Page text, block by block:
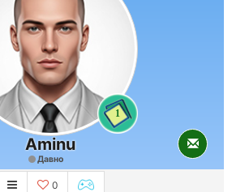
1
Aminu
Давно
0